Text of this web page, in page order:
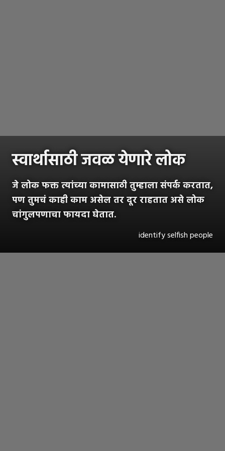
स्वार्थासाठी जवळ येणारे लोक
जे लोक फक्त त्यांच्या कामासाठी तुम्हाला संपर्क करतात,
पण तुमचं काही काम असेल तर दूर राहतात असे लोक
चांगुलपणाचा फायदा घेतात.
identify selfish people